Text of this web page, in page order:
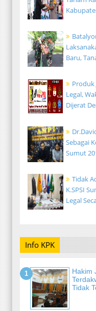
Baru,
Produk
Legal,
Dijerat
Sebagai
Sumut
Tidak
K.SPSI
Legal
Info KPK
Hakim
Tidak